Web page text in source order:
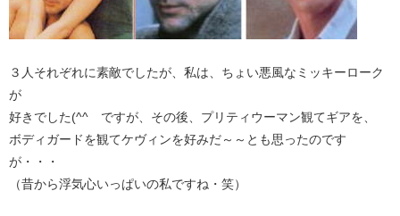
３人それぞれに素敵でしたが、私は、ちょい悪風なミッキーローク
が
好きでした(^^ゞですが、その後、プリティウーマン観てギアを、
ボディガードを観てケヴィンを好みだ～～とも思ったのです
が・・・
（昔から浮気心いっぱいの私ですね・笑）